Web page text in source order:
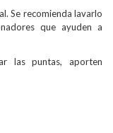
Se recomienda lavarlo
que ayuden a
las puntas, aporten